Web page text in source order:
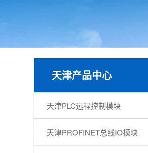
天津产品中心
天津PLC远程控制模块
天津PROFINET总线IO模块